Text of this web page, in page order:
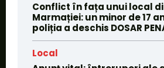
Conflict în fața unui local
Marmației: un minor de 17
poliția a deschis DOSAR
Local